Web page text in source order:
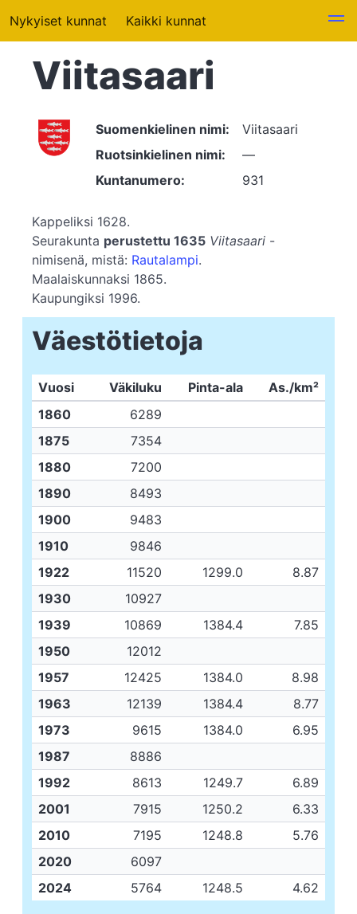
Nykyiset kunnat Kaikki kunnat
Viitasaari
Suomenkielinen nimi:
Viitasaari
Ruotsinkielinen nimi:
—
Kuntanumero:
931
Kappeliksi 1628.
Seurakunta perustettu 1635 Viitasaari -
nimisenä, mistä: Rautalampi.
Maalaiskunnaksi 1865.
Kaupungiksi 1996.
Väestötietoja
Vuosi Väkiluku Pinta-ala
As./km²
1860
6289
1875
7354
1880
7200
1890
8493
1900
9483
1910
9846
1922
11520 1299.0
8.87
1930
10927
1939
10869 1384.4
7.85
1950
12012
1957
12425 1384.0
8.98
1963
12139 1384.4
8.77
1973
9615 1384.0
6.95
1987
8886
1992
8613 1249.7
6.89
2001
7915 1250.2
6.33
2010
7195 1248.8
5.76
2020
6097
2024
5764 1248.5 4.62